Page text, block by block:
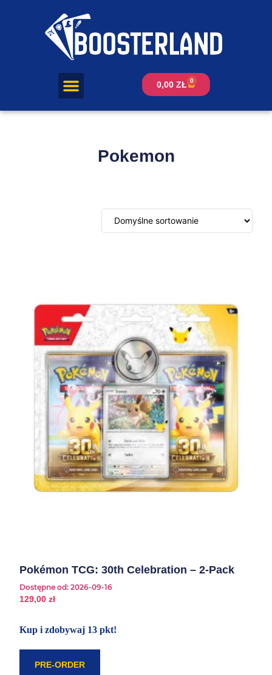
0,00 ZŁ 0
Pokemon
Pokémon TCG: 30th Celebration – 2-Pack
Dostępne od:2026-09-16
129,00zł
Kup i zdobywaj 13 pkt!
PRE-ORDER